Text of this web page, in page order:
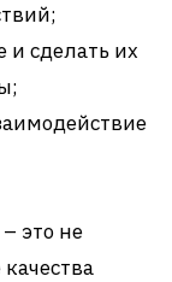
и сделать их
это не